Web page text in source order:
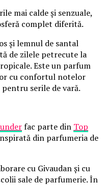
mai calde și senzuale,
complet diferită.
și lemnul de santal
de zilele petrecute la
Este un parfum
cu confortul notelor
serile de vară.
fac parte din Top
din parfumeria de
cu Givaudan și cu
sale de parfumerie. În